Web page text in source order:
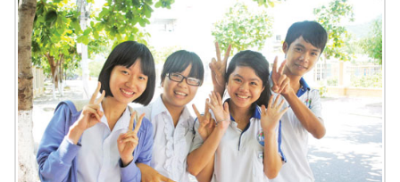
Đọc Thanh Niên trên điện thoại